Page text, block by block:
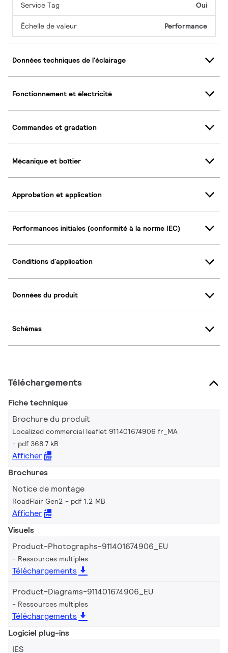
Service Tag Oui
Échelle de valeur Performance
Données techniques de l'éclairage
Fonctionnement et électricité
Commandes et gradation
Mécanique et boîtier
Approbation et application
Performances initiales (conformité à la norme IEC)
Conditions d'application
Données du produit
Schémas
Téléchargements
Fiche technique
Brochure du produit
Localized commercial leaflet 911401674906 fr_MA
pdf 368.7 kB
Afficher
Brochures
Notice de montage
RoadFlair Gen2 pdf 1.2 MB
Afficher
Visuels
Product-Photographs-911401674906_EU
Ressources multiples
Téléchargements
Product-Diagrams-911401674906_EU
Ressources multiples
Téléchargements
Logiciel plug-ins
IES